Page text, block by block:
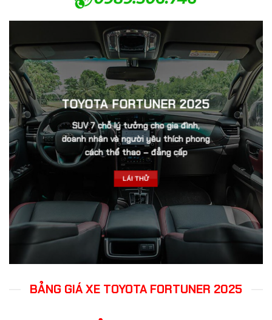
TOYOTA FORTUNER 2025
SUV 7 chỗ lý tưởng cho gia đình,
doanh nhân và người yêu thích phong
cách thể thao – đẳng cấp
LÁI THỬ
BẢNG GIÁ XE TOYOTA FORTUNER 2025